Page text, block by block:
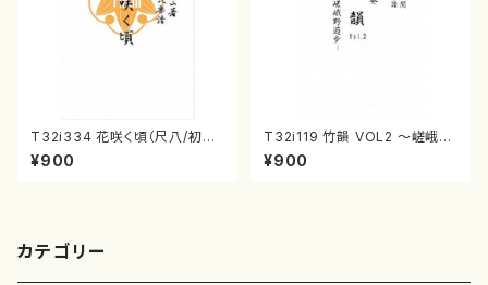
T32i334 花咲く頃（尺八/初代
山川園松/楽譜）都山流公刊楽譜
曲番:2037
¥900
T32i119 竹韻 VOL2 ～嵯峨野
遊歩～（尺八/野村峰山/尺八/都
山式譜）都山流公刊楽譜曲番:5
¥900
カテゴリー